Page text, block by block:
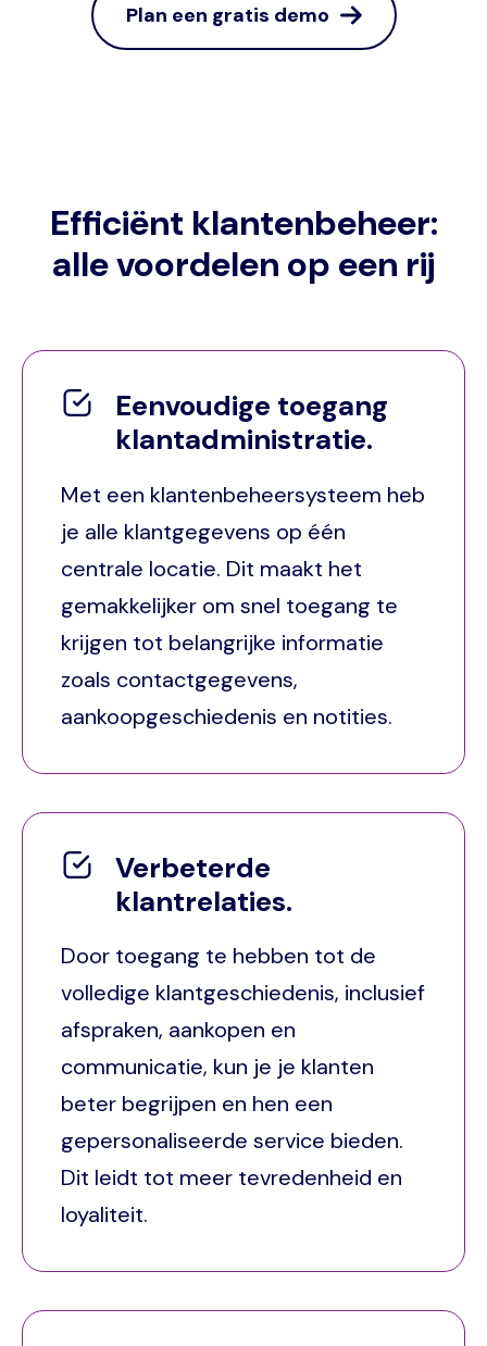
Plan een gratis demo
Efficiënt klantenbeheer:
alle voordelen op een rij
Eenvoudige toegang
klantadministratie.
Met een klantenbeheersysteem heb
je alle klantgegevens op één
centrale locatie. Dit maakt het
gemakkelijker om snel toegang te
krijgen tot belangrijke informatie
zoals contactgegevens,
aankoopgeschiedenis en notities.
Verbeterde
klantrelaties.
Door toegang te hebben tot de
volledige klantgeschiedenis, inclusief
afspraken, aankopen en
communicatie, kun je je klanten
beter begrijpen en hen een
gepersonaliseerde service bieden.
Dit leidt tot meer tevredenheid en
loyaliteit.